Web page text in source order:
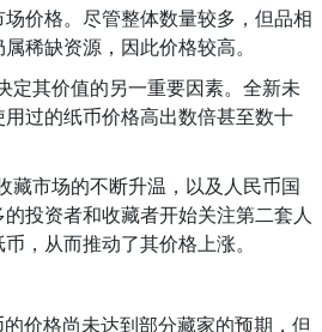
价格。尽管整体数量较多，但品相
稀缺资源，因此价格较高。
其价值的另一重要因素。全新未
过的纸币价格高出数倍甚至数十
市场的不断升温，以及人民币国
投资者和收藏者开始关注第二套人
，从而推动了其价格上涨。
价格尚未达到部分藏家的预期，但